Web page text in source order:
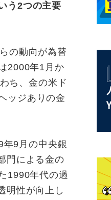
う2つの主要
の動向が為替
2000年1月か
ち、金の米ド
ッジありの金
9月の中央銀
門による金の
1990年代の過
明性が向上し